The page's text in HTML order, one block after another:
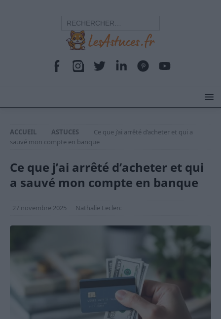
ACCUEIL ASTUCES
Ce que j’ai arrêté d’acheter et qui a
sauvé mon compte en banque
Ce que j’ai arrêté d’acheter et qui
a sauvé mon compte en banque
27 novembre 2025 Nathalie Leclerc